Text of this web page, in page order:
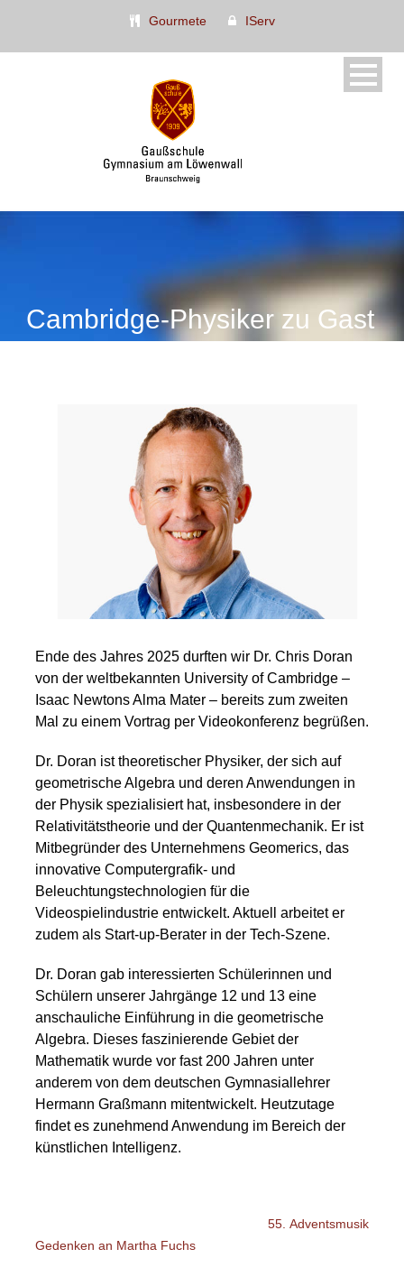
Gourmete IServ
Cambridge-Physiker zu Gast
Ende des Jahres 2025 durften wir Dr. Chris Doran
von der weltbekannten University of Cambridge –
Isaac Newtons Alma Mater – bereits zum zweiten
Mal zu einem Vortrag per Videokonferenz begrüßen.
Dr. Doran ist theoretischer Physiker, der sich auf
geometrische Algebra und deren Anwendungen in
der Physik spezialisiert hat, insbesondere in der
Relativitätstheorie und der Quantenmechanik. Er ist
Mitbegründer des Unternehmens Geomerics, das
innovative Computergrafik- und
Beleuchtungstechnologien für die
Videospielindustrie entwickelt. Aktuell arbeitet er
zudem als Start-up-Berater in der Tech-Szene.
Dr. Doran gab interessierten Schülerinnen und
Schülern unserer Jahrgänge 12 und 13 eine
anschauliche Einführung in die geometrische
Algebra. Dieses faszinierende Gebiet der
Mathematik wurde vor fast 200 Jahren unter
anderem von dem deutschen Gymnasiallehrer
Hermann Graßmann mitentwickelt. Heutzutage
findet es zunehmend Anwendung im Bereich der
künstlichen Intelligenz.
55. Adventsmusik
Gedenken an Martha Fuchs